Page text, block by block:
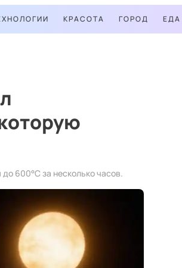
КРАСОТА ГОРОД ЕДА
600°C за несколько часов.